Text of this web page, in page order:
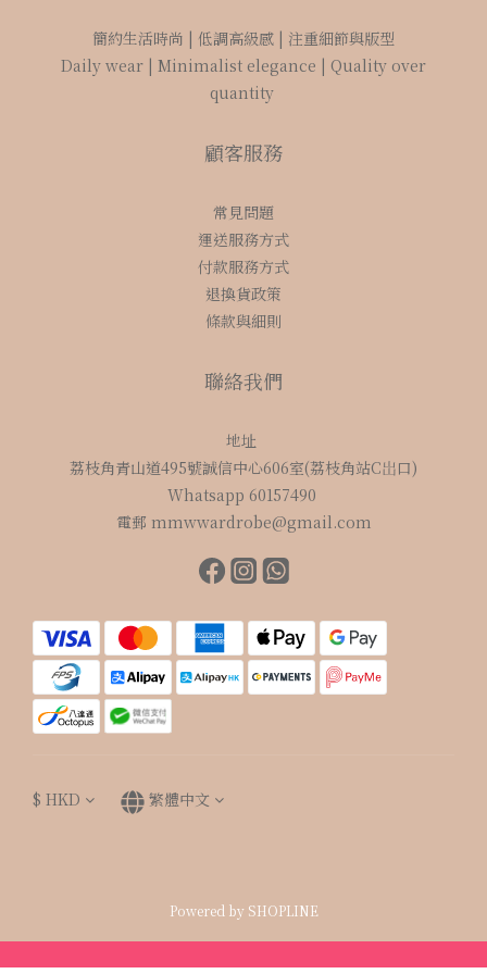
簡約生活時尚 | 低調高級感 | 注重細節與版型
Daily wear | Minimalist elegance | Quality over
quantity
顧客服務
常見問題
運送服務方式
付款服務方式
退換貨政策
條款與細則
聯絡我們
地址
荔枝角青山道495號誠信中心606室(荔枝角站C岀口)
Whatsapp 60157490
電郵 mmwwardrobe@gmail.com
$ HKD 繁體中文
Powered by SHOPLINE